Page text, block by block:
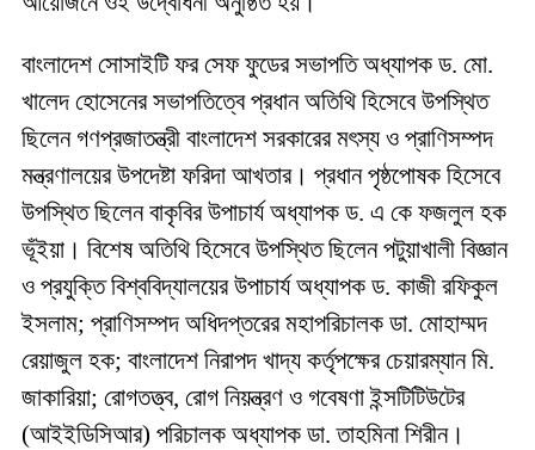
বাংলাদেশ সোসাইটি ফর সেফ ফুডের সভাপতি অধ্যাপক ড. মো.
খালেদ হোসেনের সভাপতিত্বে প্রধান অতিথি হিসেবে উপস্থিত
ছিলেন গণপ্রজাতন্ত্রী বাংলাদেশ সরকারের মৎস্য ও প্রাণিসম্পদ
মন্ত্রণালয়ের উপদেষ্টা ফরিদা আখতার। প্রধান পৃষ্ঠপোষক হিসেবে
উপস্থিত ছিলেন বাকৃবির উপাচার্য অধ্যাপক ড. এ কে ফজলুল হক
ভূঁইয়া। বিশেষ অতিথি হিসেবে উপস্থিত ছিলেন পটুয়াখালী বিজ্ঞান
ও প্রযুক্তি বিশ্ববিদ্যালয়ের উপাচার্য অধ্যাপক ড. কাজী রফিকুল
ইসলাম; প্রাণিসম্পদ অধিদপ্তরের মহাপরিচালক ডা. মোহাম্মদ
রেয়াজুল হক; বাংলাদেশ নিরাপদ খাদ্য কর্তৃপক্ষের চেয়ারম্যান মি.
জাকারিয়া; রোগতত্ত্ব, রোগ নিয়ন্ত্রণ ও গবেষণা ইন্সটিটিউটের
(আইইডিসিআর) পরিচালক অধ্যাপক ডা. তাহমিনা শিরীন।